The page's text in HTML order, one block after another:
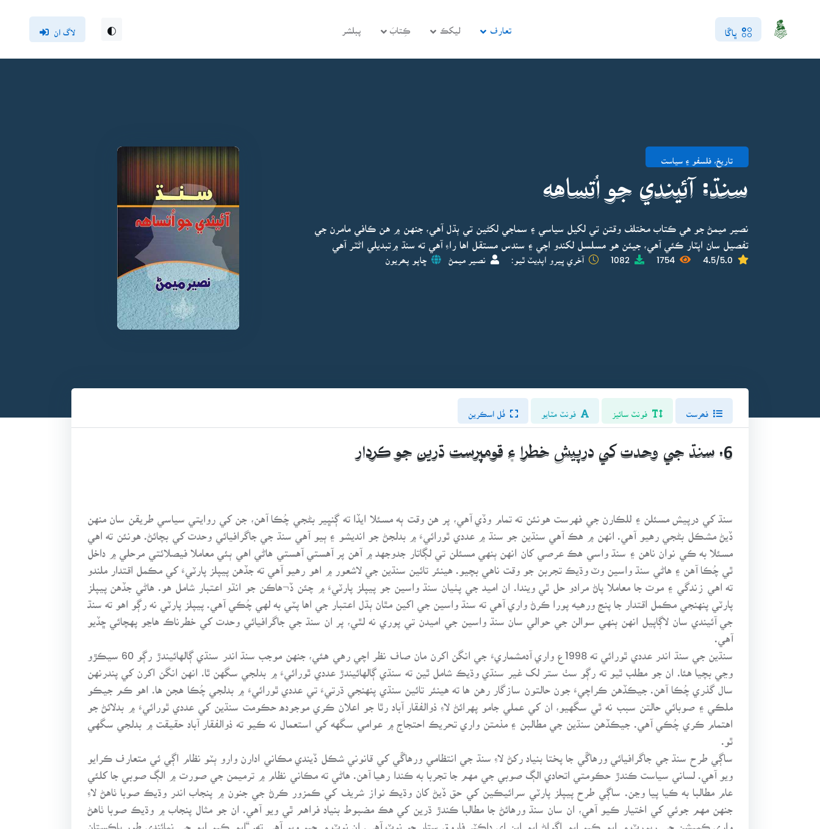
ڀاڱا تعارف ليکڪ ڪِتابَ پبلشر لاگ ان
تاريخ، فلسفو ۽ سياست
سنڌ: آئيندي جو اُتساهه
نصير ميمڻ جو هي ڪتاب مختلف وقتن تي لکيل سياسي ۽ سماجي لکڻين تي ٻڌل آهي، جنهن ۾ هن ڪافي مامرن جي
تفصيل سان اپٽار ڪئي آهي، جيئن هو مسلسل لکندو اچي ۽ سندس مستقل اها راءِ آهي ته سنڌ ۾تبديلي اڻٽر آهي
4.5/5.0
1754
1082 آخري ڀيرو اپڊيٽ ٿيو: ڇاپو پھريون
فونٽ سائيز فونٽ مٽايو فُل اسڪرين
6. سنڌ جي وحدت کي درپيش خطرا ۽ قومپرست ڌرين جو ڪردار
سنڌ کي درپيش مسئلن ۽ للڪارن جي فهرست هونئن ته تمام وڏي آهي، پر هن وقت ٻه مسئلا ايڏا ته ڳنڀير بڻجي چُڪا آهن، جن کي روايتي سياسي طريقن سان منهن
ڏيڻ مشڪل بڻجي رهيو آهي. انهن ۾ هڪ آهي سنڌين جو سنڌ ۾ عددي ٿورائيءَ ۾ بدلجڻ جو انديشو ۽ ٻيو آهي سنڌ جي جاگرافيائي وحدت کي بچائڻ. هونئن ته اهي
مسئلا به ڪي نوان ناهن ۽ سنڌ واسي هڪ عرصي کان انهن ٻنهي مسئلن تي لڳاتار جدوجهد ۾ آهن پر آهستي آهستي هاڻي اهي ٻئي معاملا فيصلائتي مرحلي ۾ داخل
ٿي چُڪا آهن ۽ هاڻي سنڌ واسين وٽ وڌيڪ تجربن جو وقت ناهي بچيو. هينئر تائين سنڌين جي لاشعور ۾ اهو رهيو آهي ته جڏهن پيپلز پارٽيءَ کي مڪمل اقتدار ملندو
ته اهي زندگي ۽ موت جا معاملا پاڻ مرادو حل ٿي ويندا. ان اميد جي پٺيان سنڌ واسين جو پيپلز پارٽيءَ ۾ چئن ڏ¬هاڪن جو انڌو اعتبار شامل هو. هاڻي جڏهن پيپلز
پارٽي پنهنجي مڪمل اقتدار جا پنج ورهيه پورا ڪرڻ واري آهي ته سنڌ واسين جي اکين مٿان ٻڌل اعتبار جي اها پٽي به لهي چُڪي آهي. پيپلز پارٽي نه رڳو اهو ته سنڌ
جي آئيندي سان لاڳاپيل انهن ٻنهي سوالن جي حوالي سان سنڌ واسين جي اميدن تي پوري نه لٿي، پر ان سنڌ جي جاگرافيائي وحدت کي خطرناڪ هاڃو پهچائي ڇڏيو
آهي.
وڃي بچيا هئا. ان جو مطلب ٿيو ته رڳو سٺ ستر لک غير سنڌي وڌيڪ شامل ٿين ته سنڌي ڳالهائيندڙ عددي ٿورائيءَ ۾ بدلجي سگهن ٿا. انهن انگن اکرن کي پندرنهن
سال گذري چُڪا آهن. جيڪڏهن ڪراچيءَ جون حالتون سازگار رهن ها ته هينئر تائين سنڌي پنهنجي ڌرتيءَ تي عددي ٿورائيءَ ۾ بدلجي چُڪا هجن ها. اهو ڪم جيڪو
ملڪي ۽ صوبائي حالتن سبب نه ٿي سگهيو، ان کي عملي جامو پهرائڻ لاءِ ذوالفقار آباد رٿا جو اعلان ڪري موجوده حڪومت سنڌين کي عددي ٿورائيءَ ۾ بدلائڻ جو
اهتمام ڪري چُڪي آهي. جيڪڏهن سنڌين جي مطالبن ۽ مذمتن واري تحريڪ احتجاج ۾ عوامي سگهه کي استعمال نه ڪيو ته ذوالفقار آباد حقيقت ۾ بدلجي سگهي
ساڳي طرح سنڌ جي جاگرافيائي ورهاڱي جا پختا بنياد رکڻ لاءِ سنڌ جي انتظامي ورهاڱي کي قانوني شڪل ڏيندي مڪاني ادارن وارو ٻٽو نظام اڳي ئي متعارف ڪرايو
ويو آهي. لساني سياست ڪندڙ حڪومتي اتحادي الڳ صوبي جي مهم جا تجربا به ڪندا رهيا آهن. هاڻي ته مڪاني نظام ۾ ترميمن جي صورت ۾ الڳ صوبي جا کلئي
عام مطالبا به ڪيا پيا وڃن. ساڳي طرح پيپلز پارٽي سرائيڪين کي حق ڏيڻ کان وڌيڪ نواز شريف کي ڪمزور ڪرڻ جي جنون ۾ پنجاب اندر وڌيڪ صوبا ٺاهڻ لاءِ
جنهن مهم جوئي کي اختيار ڪيو آهي، ان سان سنڌ ورهائڻ جا مطالبا ڪندڙ ڌرين کي هڪ مضبوط بنياد فراهم ٿي ويو آهي. ان جو مثال پنجاب ۾ وڌيڪ صوبا ٺاهڻ
واري ڪميشن جي رپورٽ ۾ ايم ڪيو ايم اڳواڻ ايم اين اي ڊاڪٽر فاروق ستار جو نوٽ آهي. ان نوٽ ۾ چيو ويو آهي ته، “ايم ڪيو ايم جي نمائندي طور پاڪستان